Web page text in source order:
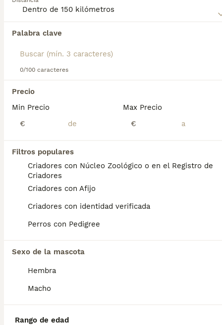
Palabra clave
0/100 caracteres
Precio
Min Precio
€
Max Precio
€
Filtros populares
Criadores con Núcleo Zoológico o en el Registro de
Criadores
Criadores con Afijo
Criadores con identidad verificada
Perros con Pedigree
Sexo de la mascota
Hembra
Macho
Rango de edad
familia, lo que lo convierte en un excelente compañero,
Encontramos 0 Pastor Polaco de Podhale
Madrid.
Si deseas exactamente esta búsqueda guarda tu
¿Qué es un perro de pastor
polaco de podhale?
El Perro de Pastor Polaco de Podhale es una
montañas de los Cárpatos en Polonia.
siglos para proteger y vigilar rebaños de